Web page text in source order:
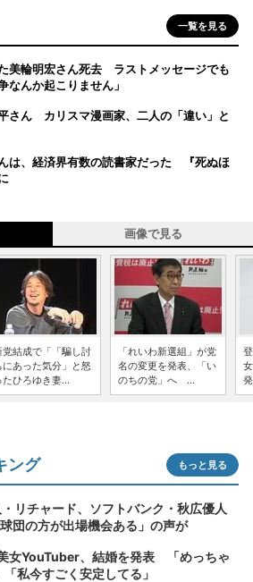
一覧を見る
美輪明宏さん死去 ラストメッセージでも
んか起こりません」
さん カリスマ漫画家、二人の「違い」と
は、経済界有数の読書家だった 『死ぬほ
画像で見る
党結成で「「騙し討
にあった気分」と怒
たひろゆき妻...
「れいわ新選組」が党
名の変更を発表、「い
のちの党」へ ...
ング もっと見る
リチャード、ソフトバンク・秋広優人
団の方が出場機会ある」の声が
女YouTuber、結婚を発表 「めっちゃ
私今すごく安定してる」